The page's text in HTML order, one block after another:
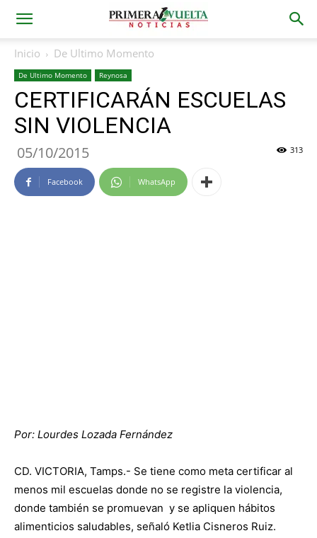
Inicio De Ultimo Momento
De Ultimo Momento Reynosa
CERTIFICARÁN ESCUELAS
SIN VIOLENCIA
05/10/2015 313
Facebook WhatsApp
Por: Lourdes Lozada Fernández
CD. VICTORIA, Tamps.- Se tiene como meta certificar al
menos mil escuelas donde no se registre la violencia,
donde también se promuevan y se apliquen hábitos
alimenticios saludables, señaló Ketlia Cisneros Ruiz.